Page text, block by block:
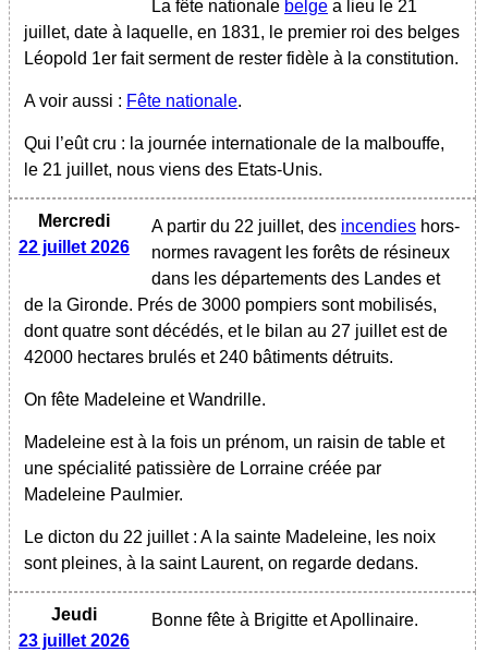
La fête nationale belge a lieu le 21
juillet, date à laquelle, en 1831, le premier roi des belges
Léopold 1er fait serment de rester fidèle à la constitution.
A voir aussi : Fête nationale.
Qui l’eût cru : la journée internationale de la malbouffe,
le 21 juillet, nous viens des Etats-Unis.
Mercredi
22 juillet 2026
A partir du 22 juillet, des incendies hors-
normes ravagent les forêts de résineux
dans les départements des Landes et
de la Gironde. Prés de 3000 pompiers sont mobilisés,
dont quatre sont décédés, et le bilan au 27 juillet est de
42000 hectares brulés et 240 bâtiments détruits.
On fête Madeleine et Wandrille.
Madeleine est à la fois un prénom, un raisin de table et
une spécialité patissière de Lorraine créée par
Madeleine Paulmier.
Le dicton du 22 juillet : A la sainte Madeleine, les noix
sont pleines, à la saint Laurent, on regarde dedans.
Jeudi
23 juillet 2026
Bonne fête à Brigitte et Apollinaire.